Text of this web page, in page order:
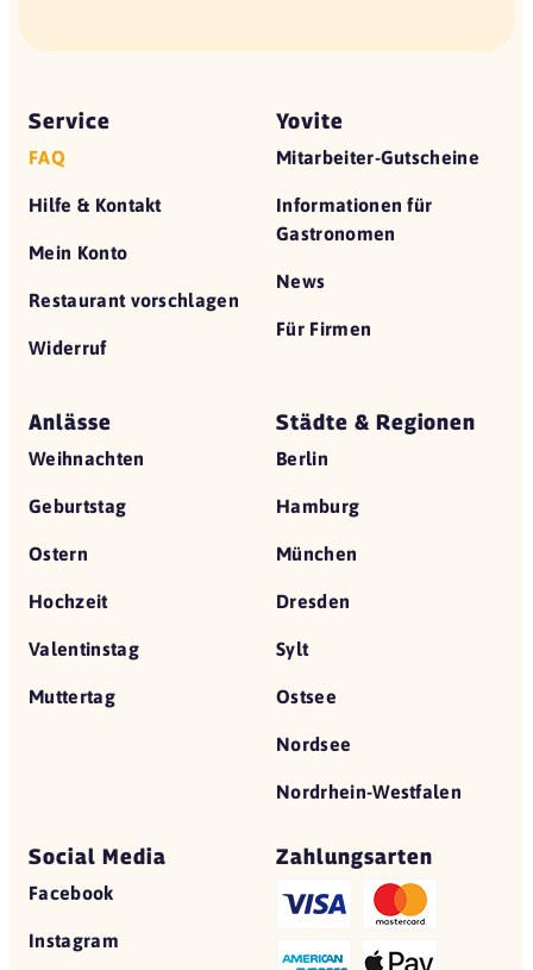
Service
FAQ
Hilfe & Kontakt
Mein Konto
Restaurant vorschlagen
Widerruf
Yovite
Mitarbeiter-Gutscheine
Informationen für
Gastronomen
News
Für Firmen
Anlässe
Weihnachten
Geburtstag
Ostern
Hochzeit
Valentinstag
Muttertag
Städte & Regionen
Berlin
Hamburg
München
Dresden
Sylt
Ostsee
Nordsee
Nordrhein-Westfalen
Social Media
Facebook
Instagram
Zahlungsarten